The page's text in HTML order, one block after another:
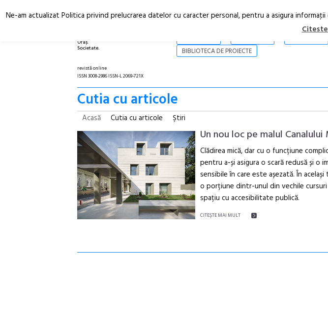
Oraș.
Societate.
BIBLIOTECA DE PROIECTE
revistă online
ISSN 3008-2986 ISSN-L 2069-721X
Cutia cu articole
Acasă Cutia cu articole Ştiri
Un nou loc pe malul
Clădirea mică, dar cu o funcțiune
pentru a-și asigura o scară redusă și o
sensibile în care este așezată. În
o porțiune dintr-unul din vechile
spațiu cu accesibilitate publică.
CITEŞTE MAI MULT
Ne-am actualizat Politica privind prelucrarea datelor cu caracter personal, pentru a asigura